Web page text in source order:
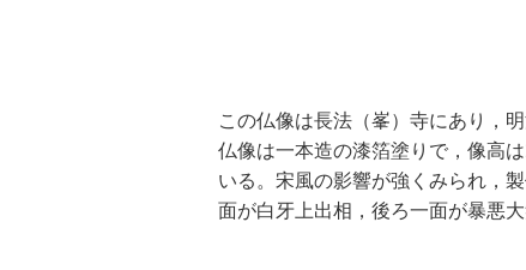
この仏像は長法（峯）寺にあり，
仏像は一本造の漆箔塗りで，像高
いる。宋風の影響が強くみられ，
面が白牙上出相，後ろ一面が暴悪